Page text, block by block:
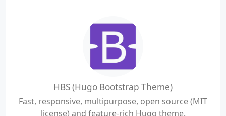
HBS (Hugo Bootstrap Theme)
Fast, responsive, multipurpose, open source (MIT
license) and feature-rich Hugo theme.